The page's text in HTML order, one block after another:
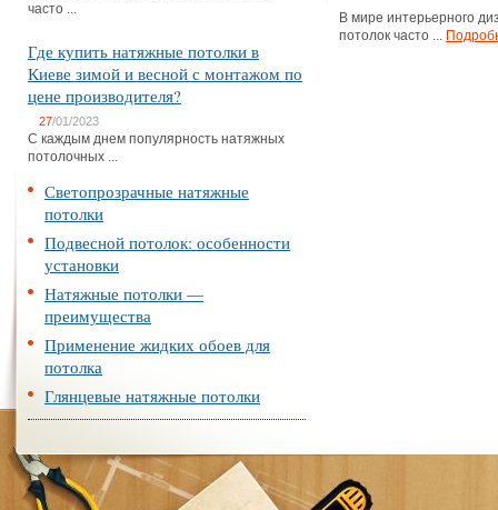
часто ...
Где купить натяжные потолки в
Киеве зимой и весной с монтажом по
цене производителя?
27/01/2023
С каждым днем популярность натяжных
потолочных ...
Светопрозрачные натяжные
потолки
Подвесной потолок: особенности
установки
Натяжные потолки —
преимущества
Применение жидких обоев для
потолка
Глянцевые натяжные потолки
В мире интерьерного
потолок часто ...